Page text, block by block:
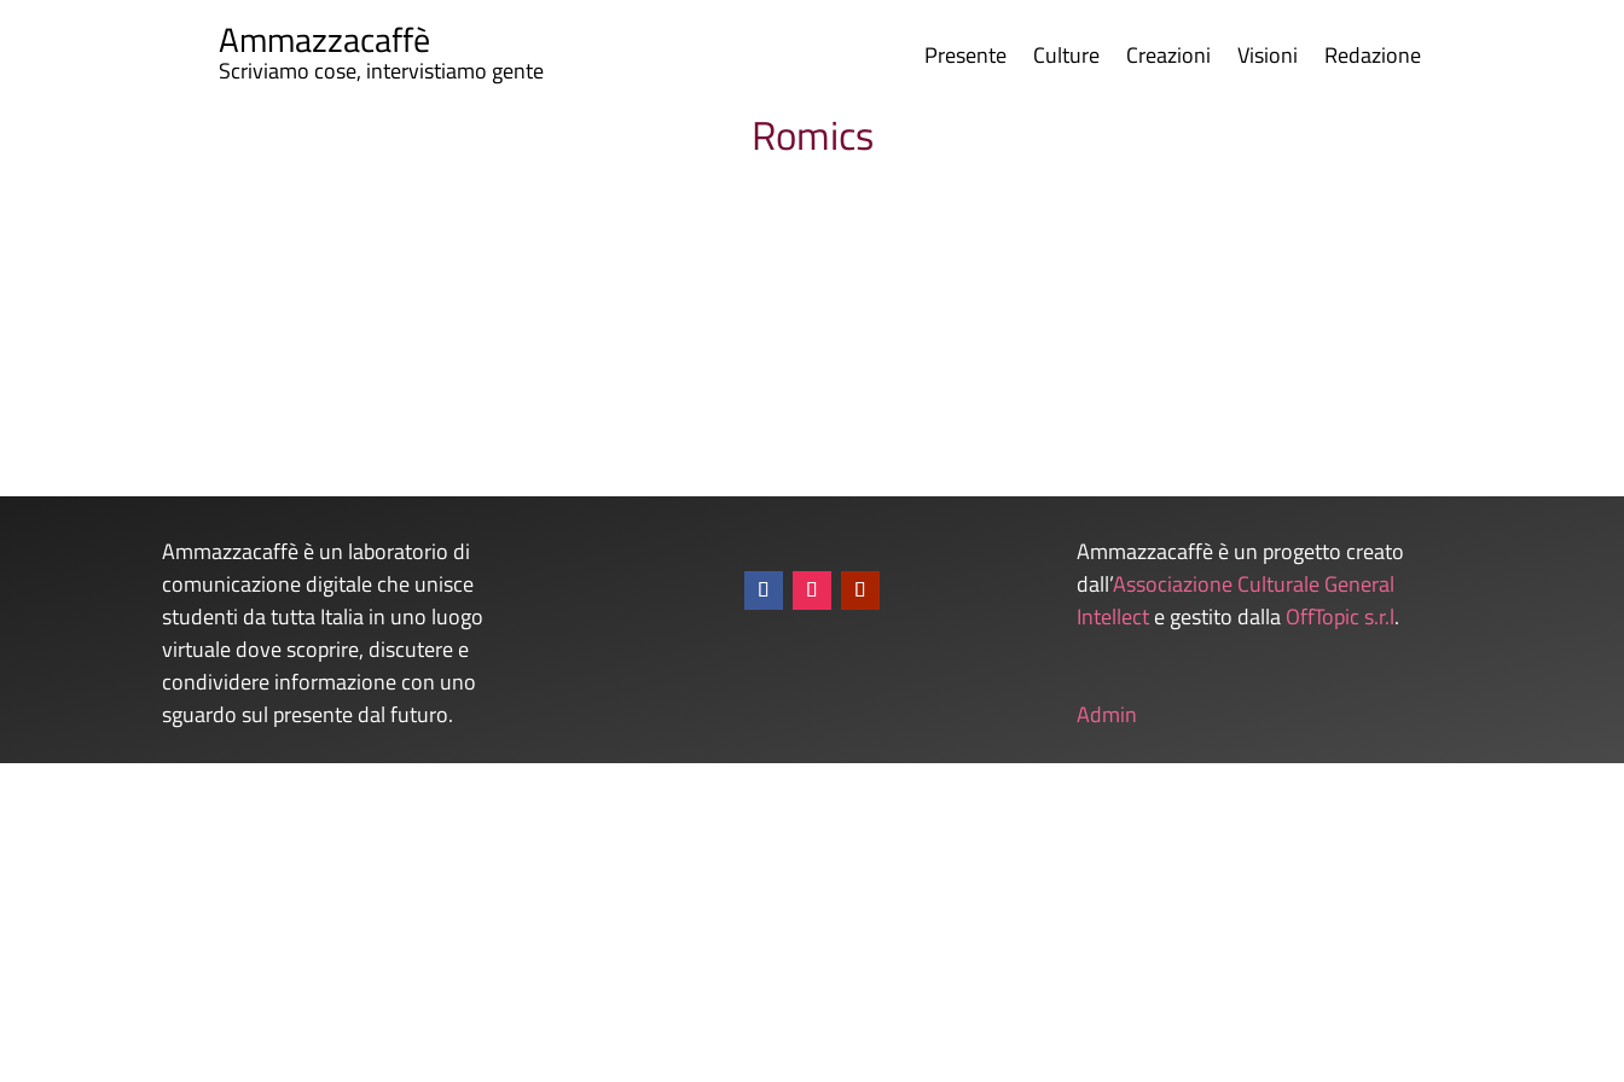
Ammazzacaffè
Scriviamo cose, intervistiamo gente Presente Culture Creazioni Visioni Redazione
Romics
Ammazzacaffè è un laboratorio di
comunicazione digitale che unisce
studenti da tutta Italia in uno luogo
virtuale dove scoprire, discutere e
condividere informazione con uno
sguardo sul presente dal futuro.
Ammazzacaffè è un progetto creato
dall’Associazione Culturale General
Intellecte gestito dallaOffTopic s.r.l.
Admin